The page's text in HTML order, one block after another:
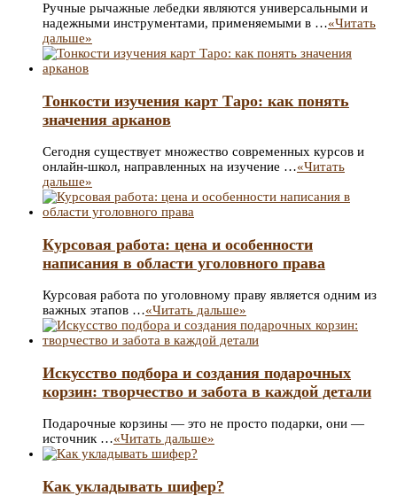
Ручные рычажные лебедки являются универсальными и
надежными инструментами, применяемыми в …«Читать
дальше»
Тонкости изучения карт Таро: как понять
значения арканов
Сегодня существует множество современных курсов и
онлайн-школ, направленных на изучение …«Читать
дальше»
Курсовая работа: цена и особенности
написания в области уголовного права
Курсовая работа по уголовному праву является одним из
важных этапов …«Читать дальше»
Искусство подбора и создания подарочных
корзин: творчество и забота в каждой детали
Подарочные корзины — это не просто подарки, они —
источник …«Читать дальше»
Как укладывать шифер?